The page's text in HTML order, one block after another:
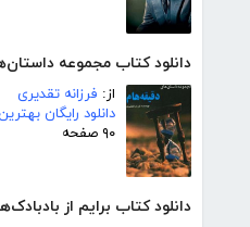
دانلود کتاب مجموعه
از: فرزانه تقدیری
دانلود رایگان
۹۰ صفحه
دانلود کتاب برایم از